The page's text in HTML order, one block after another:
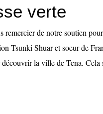
verte
remercier de notre soutien
Tsunki Shuar et soeur de
la ville de Tena. Cela